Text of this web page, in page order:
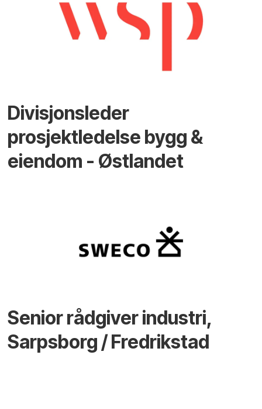
Divisjonsleder
prosjektledelse bygg &
eiendom - Østlandet
Senior rådgiver industri,
Sarpsborg / Fredrikstad